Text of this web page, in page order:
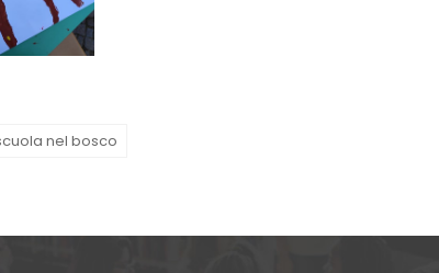
nel bosco